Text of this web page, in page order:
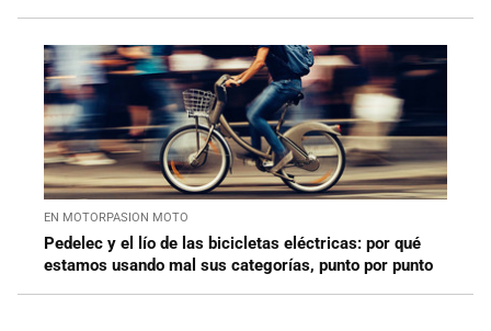
EN MOTORPASION MOTO
Pedelec y el lío de las bicicletas eléctricas: por qué
estamos usando mal sus categorías, punto por punto